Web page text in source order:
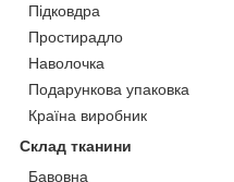
Підковдра
Простирадло
Наволочка
Подарункова упаковка
Країна виробник
Склад тканини
Бавовна